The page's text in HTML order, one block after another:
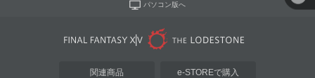
パソコン版へ
関連商品 e-STOREで購入